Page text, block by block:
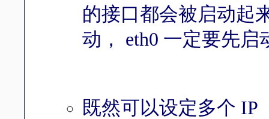
的接口都会被启动起
动， eth0 一定要先启
既然可以设定多个 IP